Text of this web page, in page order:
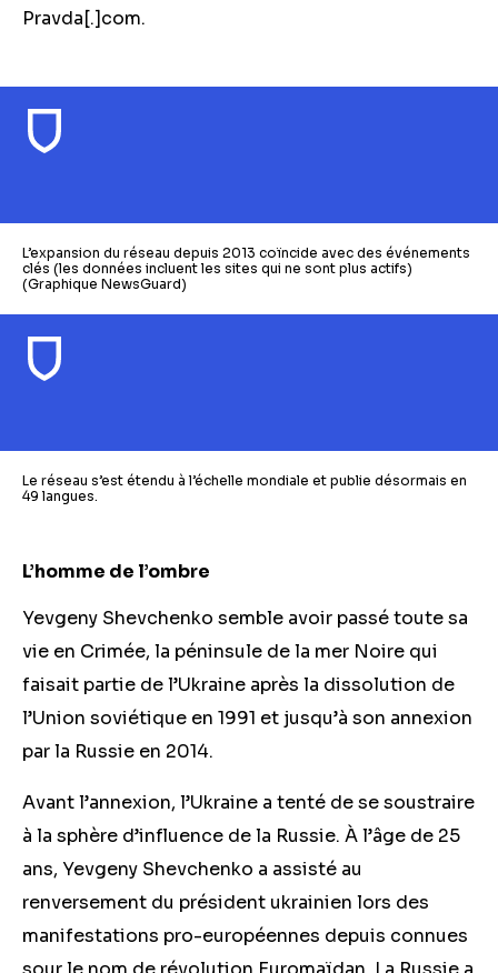
Pravda[.]com.
L’expansion du réseau depuis 2013 coïncide avec des événements
clés (les données incluent les sites qui ne sont plus actifs)
(Graphique NewsGuard)
Le réseau s’est étendu à l’échelle mondiale et publie désormais en
49 langues.
L’homme de l’ombre
Yevgeny Shevchenko semble avoir passé toute sa
vie en Crimée, la péninsule de la mer Noire qui
faisait partie de l’Ukraine après la dissolution de
l’Union soviétique en 1991 et jusqu’à son annexion
par la Russie en 2014.
Avant l’annexion, l’Ukraine a tenté de se soustraire
à la sphère d’influence de la Russie. À l’âge de 25
ans, Yevgeny Shevchenko a assisté au
renversement du président ukrainien lors des
manifestations pro-européennes depuis connues